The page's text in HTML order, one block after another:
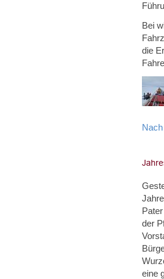
Bei
die
der
eine